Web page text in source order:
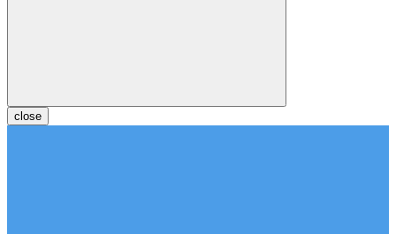
close